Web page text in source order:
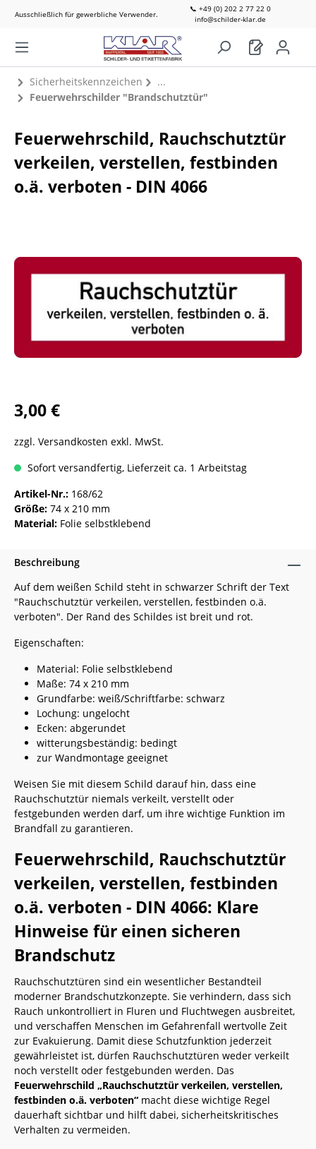
Ausschließlich für gewerbliche Verwender.
📞 +49 (0) 202 2 77 22 0
info@schilder-klar.de
Sicherheitskennzeichen
Feuerwehrschilder "Brandschutztür"
Feuerwehrschild, Rauchschutztür
verkeilen, verstellen, festbinden
o.ä. verboten - DIN 4066
3,00 €
zzgl. Versandkosten exkl. MwSt.
Sofort versandfertig, Lieferzeit ca. 1 Arbeitstag
Artikel-Nr.: 168/62
Größe: 74 x 210 mm
Material: Folie selbstklebend
Beschreibung
Auf dem weißen Schild steht in schwarzer Schrift der Text
"Rauchschutztür verkeilen, verstellen, festbinden o.ä.
verboten". Der Rand des Schildes ist breit und rot.
Eigenschaften:
Material: Folie selbstklebend
Maße: 74 x 210 mm
Grundfarbe: weiß/Schriftfarbe: schwarz
Lochung: ungelocht
Ecken: abgerundet
witterungsbeständig: bedingt
zur Wandmontage geeignet
Weisen Sie mit diesem Schild darauf hin, dass eine
Rauchschutztür niemals verkeilt, verstellt oder
festgebunden werden darf, um ihre wichtige Funktion im
Brandfall zu garantieren.
Feuerwehrschild, Rauchschutztür
verkeilen, verstellen, festbinden
o.ä. verboten - DIN 4066: Klare
Hinweise für einen sicheren
Brandschutz
Rauchschutztüren sind ein wesentlicher Bestandteil
moderner Brandschutzkonzepte. Sie verhindern, dass sich
Rauch unkontrolliert in Fluren und Fluchtwegen ausbreitet,
und verschaffen Menschen im Gefahrenfall wertvolle Zeit
zur Evakuierung. Damit diese Schutzfunktion jederzeit
gewährleistet ist, dürfen Rauchschutztüren weder verkeilt
noch verstellt oder festgebunden werden. Das
Feuerwehrschild „Rauchschutztür verkeilen, verstellen,
festbinden o.ä. verboten“ macht diese wichtige Regel
dauerhaft sichtbar und hilft dabei, sicherheitskritisches
Verhalten zu vermeiden.